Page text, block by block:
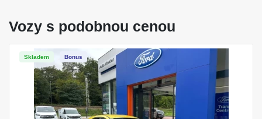
Vozy s podobnou cenou
Skladem Bonus